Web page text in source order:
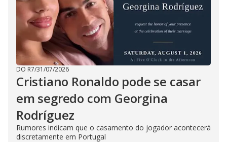
DO R7/31/07/2026
Cristiano Ronaldo pode se casar
em segredo com Georgina
Rodríguez
Rumores indicam que o casamento do jogador acontecerá
discretamente em Portugal